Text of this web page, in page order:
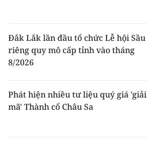
Đắk Lắk lần đầu tổ chức Lễ hội Sầu
riêng quy mô cấp tỉnh vào tháng
8/2026
Phát hiện nhiều tư liệu quý giá 'giải
mã' Thành cổ Châu Sa